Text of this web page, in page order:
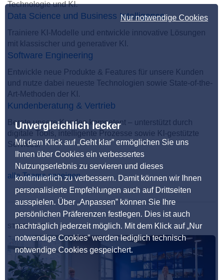
Nur notwendige Cookies
Unvergleichlich lecker
Mit dem Klick auf „Geht klar” ermöglichen Sie uns
Ihnen über Cookies ein verbessertes
Nutzungserlebnis zu servieren und dieses
kontinuierlich zu verbessern. Damit können wir Ihnen
personalisierte Empfehlungen auch auf Drittseiten
ausspielen. Über „Anpassen” können Sie Ihre
persönlichen Präferenzen festlegen. Dies ist auch
nachträglich jederzeit möglich. Mit dem Klick auf „Nur
notwendige Cookies” werden lediglich technisch
notwendige Cookies gespeichert.
Technologie und KI.
Data Science und Business Intelligence
Trainiere KI-Modelle und entwickle innovative Lösungen
mit klassischer und generativer KI.
Software Engineering
Entwickle neue Produkte & Features für unsere Kunden
und nutze dabei neueste Technologien sowie State-of-the-
Art-Methoden der KI.
Kundenberatung & Vertrieb
Berate unsere Kunden kompetent – unterstützt durch
digitale Tools, intelligente Prozesse sowie KI-gestützte
Services.
alle Teams anzeigen
STANDORTE